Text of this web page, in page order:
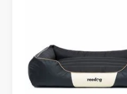
Produkt znajduje